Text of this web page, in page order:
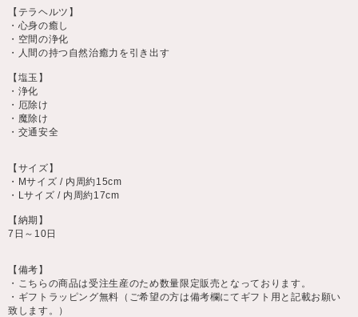
【テラヘルツ】
・心身の癒し
・空間の浄化
・人間の持つ自然治癒力を引き出す
【塩玉】
・浄化
・厄除け
・魔除け
・交通安全
【サイズ】
・Mサイズ / 内周約15cm
・Lサイズ / 内周約17cm
【納期】
7日～10日
【備考】
・こちらの商品は受注生産のため数量限定販売となっております。
・ギフトラッピング無料（ご希望の方は備考欄にてギフト用と記載お願い
致します。）